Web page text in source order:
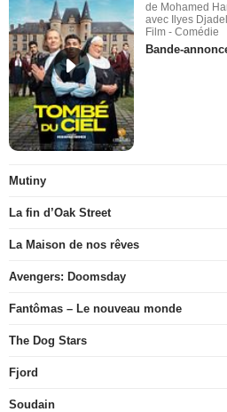
de Mohamed
avec Ilyes
Film - Comédie
Bande-
Mutiny
La fin d’Oak Street
La Maison de nos rêves
Avengers: Doomsday
Fantômas – Le nouveau monde
The Dog Stars
Fjord
Soudain